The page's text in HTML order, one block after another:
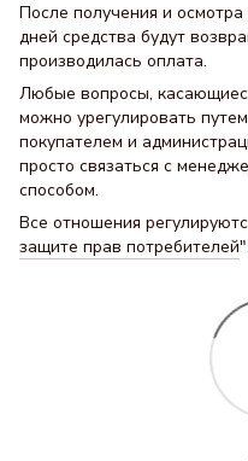
После получения и
дней средства будут
производилась оплата.
Любые вопросы,
можно урегулировать
покупателем и
просто связаться с
способом.
Все отношения
защите прав потребителей".